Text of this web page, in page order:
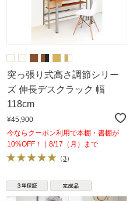
突っ張り式高さ調節シリー
ズ 伸長デスクラック 幅
118cm
¥45,900
今ならクーポン利用で本棚・書棚が
10%OFF！｜8/17（月）まで
（3）